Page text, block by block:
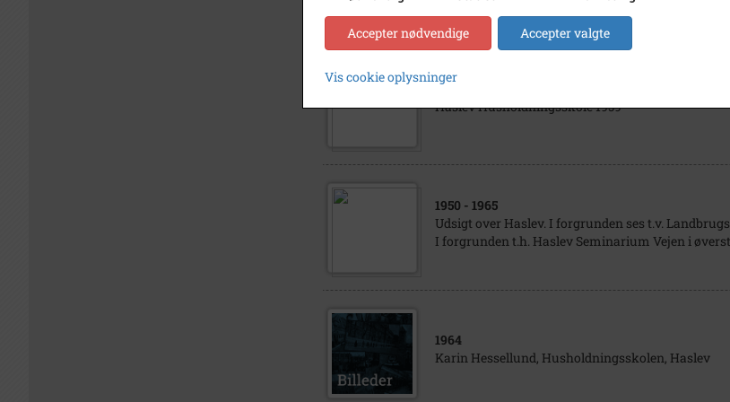
1959
Haslev Husholdningsskole 1959
1950 - 1965
Udsigt over Haslev. I forgrunden ses t.v.
I forgrunden t.h. Haslev Seminarium Vejen i
1964
Karin Hessellund, Husholdningsskolen, Haslev
Accepter nødvendige Accepter valgte
Vis cookie oplysninger